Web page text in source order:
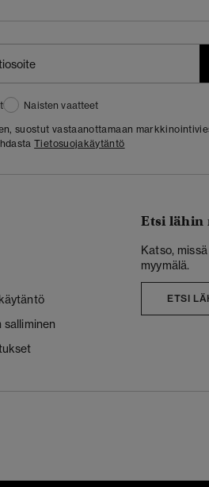
Naisten vaatteet
suostut vastaanottamaan
Tietosuojakäytäntö
salliminen
Etsi lähin
Katso,
myymälä.
ETSI